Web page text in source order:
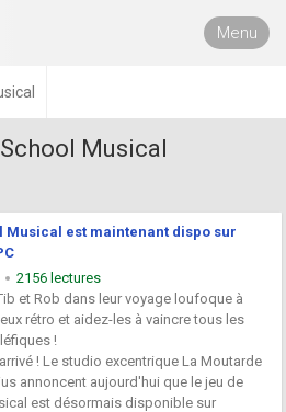
Menu
Musical
Musical est maintenant dispo sur
2156 lectures
et Rob dans leur voyage loufoque à
rétro et aidez-les à vaincre tous les
!
! Le studio excentrique La Moutarde
annoncent aujourd'hui que le jeu de
est désormais disponible sur